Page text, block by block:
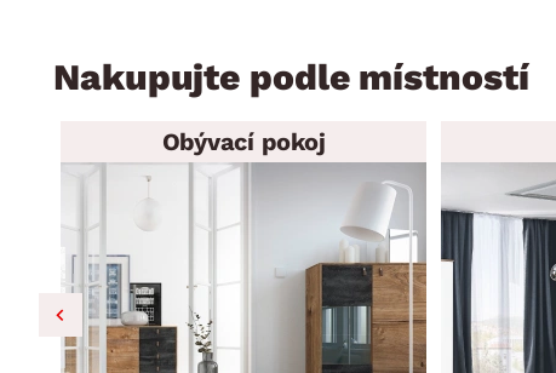
Nakupujte podle místností
Obývací pokoj